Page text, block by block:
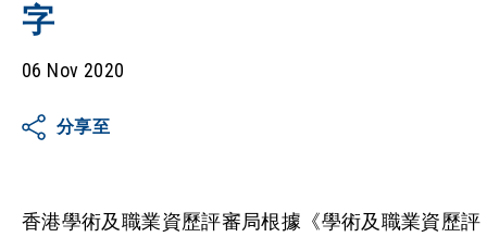
字
06 Nov 2020
分享至
香港學術及職業資歷評審局根據《學術及職業資歷評